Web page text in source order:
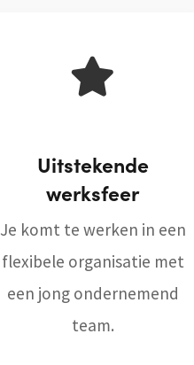
Uitstekende
werksfeer
Je komt te werken in een
flexibele organisatie met
een jong ondernemend
team.